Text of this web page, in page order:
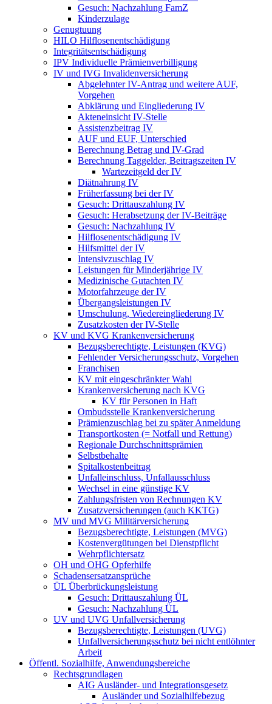
Gesuch: Nachzahlung FamZ
Kinderzulage
Genugtuung
HILO Hilflosenentschädigung
Integritätsentschädigung
IPV Individuelle Prämienverbilligung
IV und IVG Invalidenversicherung
Abgelehnter IV-Antrag und weitere AUF,
Vorgehen
Abklärung und Eingliederung IV
Akteneinsicht IV-Stelle
Assistenzbeitrag IV
AUF und EUF, Unterschied
Berechnung Betrag und IV-Grad
Berechnung Taggelder, Beitragszeiten IV
Wartezeitgeld der IV
Diätnahrung IV
Früherfassung bei der IV
Gesuch: Drittauszahlung IV
Gesuch: Herabsetzung der IV-Beiträge
Gesuch: Nachzahlung IV
Hilflosenentschädigung IV
Hilfsmittel der IV
Intensivzuschlag IV
Leistungen für Minderjährige IV
Medizinische Gutachten IV
Motorfahrzeuge der IV
Übergangsleistungen IV
Umschulung, Wiedereingliederung IV
Zusatzkosten der IV-Stelle
KV und KVG Krankenversicherung
Bezugsberechtigte, Leistungen (KVG)
Fehlender Versicherungsschutz, Vorgehen
Franchisen
KV mit eingeschränkter Wahl
Krankenversicherung nach KVG
KV für Personen in Haft
Ombudsstelle Krankenversicherung
Prämienzuschlag bei zu später Anmeldung
Transportkosten (= Notfall und Rettung)
Regionale Durchschnittsprämien
Selbstbehalte
Spitalkostenbeitrag
Unfalleinschluss, Unfallausschluss
Wechsel in eine günstige KV
Zahlungsfristen von Rechnungen KV
Zusatzversicherungen (auch KKTG)
MV und MVG Militärversicherung
Bezugsberechtigte, Leistungen (MVG)
Kostenvergütungen bei Dienstpflicht
Wehrpflichtersatz
OH und OHG Opferhilfe
Schadensersatzansprüche
ÜL Überbrückungsleistung
Gesuch: Drittauszahlung ÜL
Gesuch: Nachzahlung ÜL
UV und UVG Unfallversicherung
Bezugsberechtigte, Leistungen (UVG)
Unfallversicherungsschutz bei nicht entlöhnter
Arbeit
Öffentl. Sozialhilfe, Anwendungsbereiche
Rechtsgrundlagen
AIG Ausländer- und Integrationsgesetz
Ausländer und Sozialhilfebezug